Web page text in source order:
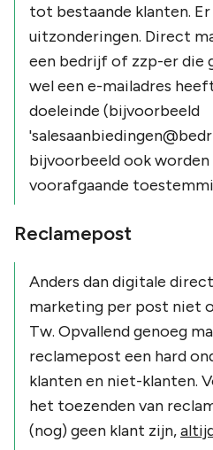
tot bestaande klanten.
uitzonderingen. Direct
een bedrijf of zzp-er die
wel een e-mailadres
doeleinde (bijvoorbeeld
bijvoorbeeld ook
voorafgaande
Reclamepost
Anders dan digitale
marketing per post niet
Tw. Opvallend genoeg
reclamepost een hard
klanten en niet-klanten.
het toezenden van
(nog) geen klant zijn,